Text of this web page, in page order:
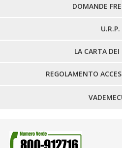
DOMANDE
U.R.P.
LA CARTA DEI
REGOLAMENTO
SMARRIMENTO